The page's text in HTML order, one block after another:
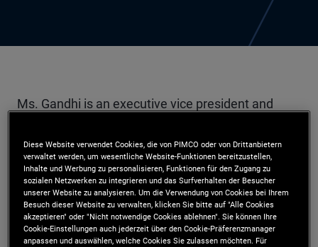
Ms. Gandhi is an executive vice president and
alternative credit and private strategies. She
develops solutions across opportunistic corporate
and specialty finance strategies for global
institutional and wealth management clients, and
Diese Website verwendet Cookies, die von PIMCO oder von Drittanbietern
verwaltet werden, um wesentliche Website-Funktionen bereitzustellen,
Inhalte und Werbung zu personalisieren, Funktionen für den Zugang zu
sozialen Netzwerken zu integrieren und das Surfverhalten der Besucher
unserer Website zu analysieren. Um die Verwendung von Cookies bei Ihrem
Besuch dieser Website zu verwalten, klicken Sie bitte auf "Alle Cookies
akzeptieren" oder "Nicht notwendige Cookies ablehnen". Sie können Ihre
Cookie-Einstellungen auch jederzeit über den Cookie-Präferenzmanager
anpassen und auswählen, welche Cookies Sie zulassen möchten. Für